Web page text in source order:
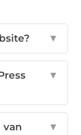
▼
▼
van
▼